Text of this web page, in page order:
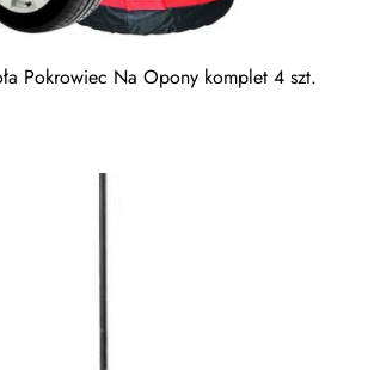
Pokrowiec Na Opony komplet 4 szt.